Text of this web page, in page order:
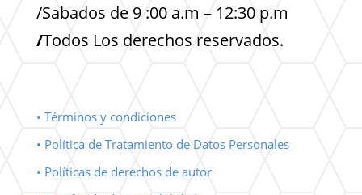
/Sabados de 9 :00 a.m – 12:30 p.m
/Todos Los derechos reservados.
• Términos y condiciones
• Política de Tratamiento de Datos Personales
• Políticas de derechos de autor